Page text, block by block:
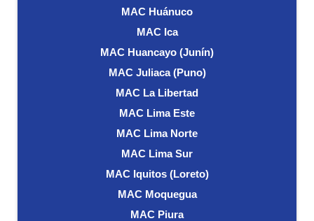
MAC Huánuco
MAC Ica
MAC Huancayo (Junín)
MAC Juliaca (Puno)
MAC La Libertad
MAC Lima Este
MAC Lima Norte
MAC Lima Sur
MAC Iquitos (Loreto)
MAC Moquegua
MAC Piura